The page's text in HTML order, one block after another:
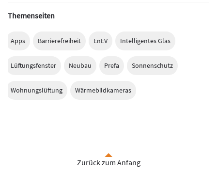
Themenseiten
Apps Barrierefreiheit EnEV Intelligentes Glas
Lüftungsfenster Neubau Prefa Sonnenschutz
Wohnungslüftung Wärmebildkameras
Zurück zum Anfang